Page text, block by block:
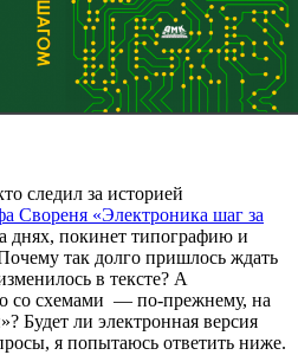
следил за историей
Свореня «Электроника шаг за
днях, покинет типографию и
так долго пришлось ждать
в тексте? А
со схемами — по-прежнему, на
Будет ли электронная версия
я попытаюсь ответить ниже.